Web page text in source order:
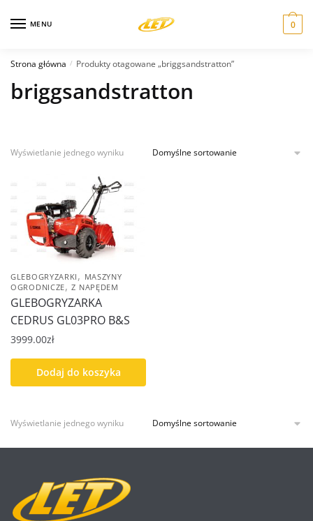
MENU 0
Strona główna / Produkty otagowane „briggsandstratton”
briggsandstratton
Wyświetlanie jednego wyniku
GLEBOGRYZARKI , MASZYNY
OGRODNICZE,Z NAPĘDEM
GLEBOGRYZARKA
CEDRUS GL03PRO B&S
3999.00zł
Dodaj do koszyka
Wyświetlanie jednego wyniku